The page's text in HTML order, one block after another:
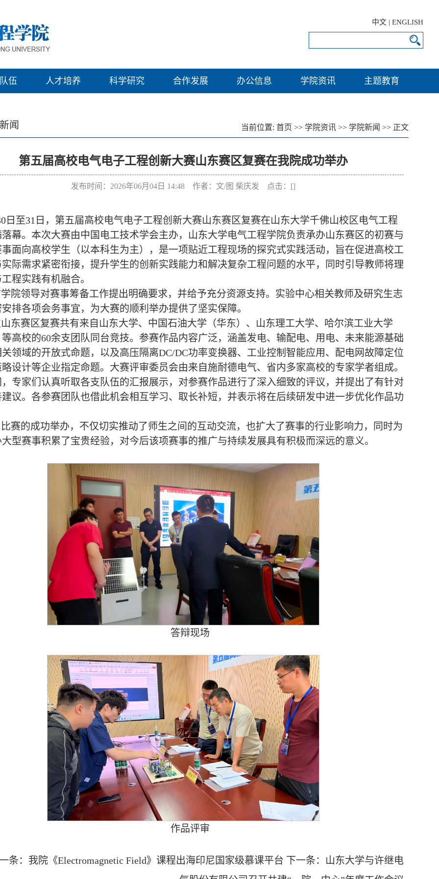
中文 | ENGLISH
伍 人才培养 科学研究 合作发展 办公信息 学院资讯 主题教育
闻 当前位置: 首页 >> 学院资讯 >> 学院新闻 >> 正文
​第五届高校电气电子工程创新大赛山东赛区复赛在我院成功举办
发布时间：2026年06月04日 14:48 作者：文/图 柴庆发 点击：[]
日至31日，第五届高校电气电子工程创新大赛山东赛区复赛在山东大学千佛山校区电气工程
幕。本次大赛由中国电工技术学会主办，山东大学电气工程学院负责承办山东赛区的初赛与
面向高校学生（以本科生为主），是一项贴近工程现场的探究式实践活动，旨在促进高校工
际需求紧密衔接，提升学生的创新实践能力和解决复杂工程问题的水平，同时引导教师将理
程实践有机融合。
院领导对赛事筹备工作提出明确要求，并给予充分资源支持。实验中心相关教师及研究生志
排各项会务事宜，为大赛的顺利举办提供了坚实保障。
东赛区复赛共有来自山东大学、中国石油大学（华东）、山东理工大学、哈尔滨工业大学
高校的60余支团队同台竞技。参赛作品内容广泛，涵盖发电、输配电、用电、未来能源基础
领域的开放式命题，以及高压隔离DC/DC功率变换器、工业控制智能应用、配电网故障定位
设计等企业指定命题。大赛评审委员会由来自施耐德电气、省内多家高校的专家学者组成。
专家们认真听取各支队伍的汇报展示，对参赛作品进行了深入细致的评议，并提出了有针对
议。各参赛团队也借此机会相互学习、取长补短，并表示将在后续研发中进一步优化作品功
赛的成功举办，不仅切实推动了师生之间的互动交流，也扩大了赛事的行业影响力，同时为
型赛事积累了宝贵经验，对今后该项赛事的推广与持续发展具有积极而深远的意义。
答辩现场
作品评审
条： 我院《Electromagnetic Field》课程出海印尼国家级慕课平台 下一条： 山东大学与许继电